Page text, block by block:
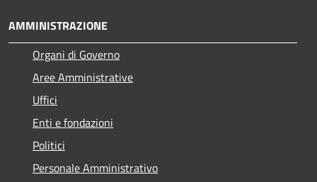
AMMINISTRAZIONE
Organi di Governo
Aree Amministrative
Uffici
Enti e fondazioni
Politici
Personale Amministrativo